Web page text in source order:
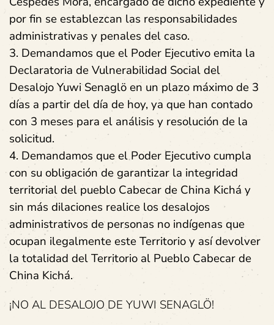
por fin se establezcan las responsabilidades
administrativas y penales del caso.
3. Demandamos que el Poder Ejecutivo emita la
Declaratoria de Vulnerabilidad Social del
Desalojo Yuwi Senaglö en un plazo máximo de 3
días a partir del día de hoy, ya que han contado
con 3 meses para el análisis y resolución de la
solicitud.
4. Demandamos que el Poder Ejecutivo cumpla
con su obligación de garantizar la integridad
territorial del pueblo Cabecar de China Kichá y
sin más dilaciones realice los desalojos
administrativos de personas no indígenas que
ocupan ilegalmente este Territorio y así devolver
la totalidad del Territorio al Pueblo Cabecar de
China Kichá.
¡NO AL DESALOJO DE YUWI SENAGLÖ!